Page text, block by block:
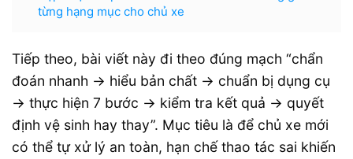
từng hạng mục cho chủ xe
Tiếp theo, bài viết này đi theo đúng mạch “chẩn
đoán nhanh → hiểu bản chất → chuẩn bị dụng cụ
→ thực hiện 7 bước → kiểm tra kết quả → quyết
định vệ sinh hay thay”. Mục tiêu là để chủ xe mới
có thể tự xử lý an toàn, hạn chế thao tác sai khiến